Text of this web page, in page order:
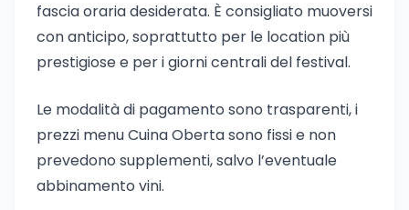
fascia oraria desiderata. È consigliato muoversi
con anticipo, soprattutto per le location più
prestigiose e per i giorni centrali del festival.
Le modalità di pagamento sono trasparenti, i
prezzi menu Cuina Oberta sono fissi e non
prevedono supplementi, salvo l’eventuale
abbinamento vini.